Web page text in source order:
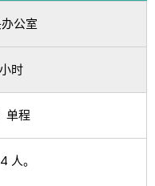
公室
时
单程
人。